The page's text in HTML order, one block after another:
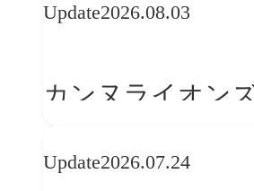
Update2026.08.03
カンヌライオン
──「優れたブラ
Update2026.07.24